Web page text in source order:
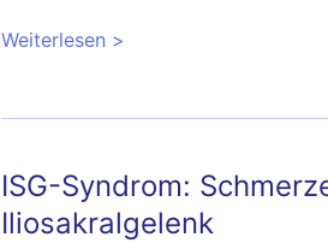
Weiterlesen über ISG-Versteifung:
ISG-Syndrom:
Iliosakralgelenk